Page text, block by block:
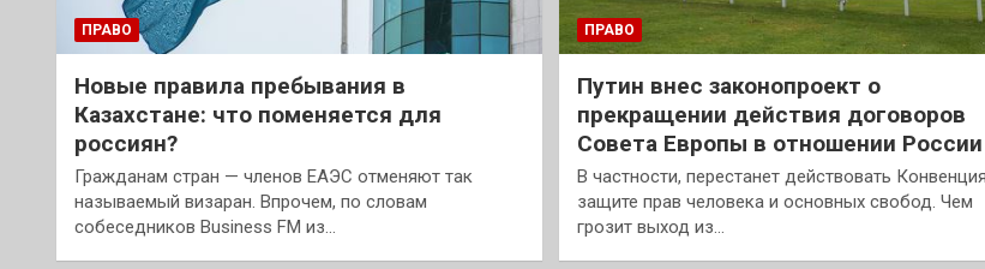
ПРАВО
Новые правила пребывания в
Казахстане: что поменяется для
россиян?
Гражданам стран — членов ЕАЭС отменяют так
называемый визаран. Впрочем, по словам
собеседников Business FM из…
ПРАВО
Путин внес законопроект о
прекращении действия договоров
Совета Европы в отношении России
В частности, перестанет действовать
защите прав человека и основных свобод. Чем
грозит выход из…